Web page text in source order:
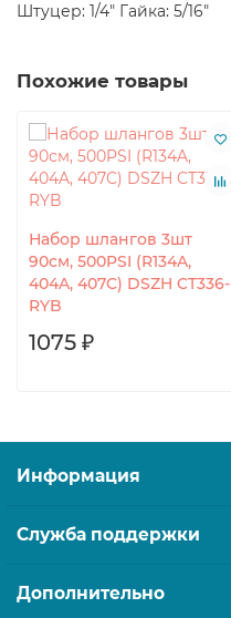
Штуцер: 1/4" Гайка: 5/16"
Похожие товары
Набор шлангов 3шт
90см, 500PSI (R134A,
404A, 407C) DSZH CT336-
RYB
1075 ₽
Информация
Служба поддержки
Дополнительно